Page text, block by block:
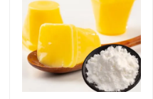
VR-show
Over ons